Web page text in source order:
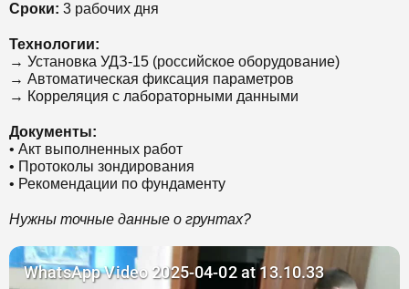
Сроки: 3 рабочих дня
Технологии:
→ Установка УДЗ-15 (российское оборудование)
→ Автоматическая фиксация параметров
→ Корреляция с лабораторными данными
Документы:
• Акт выполненных работ
• Протоколы зондирования
• Рекомендации по фундаменту
Нужны точные данные о грунтах?